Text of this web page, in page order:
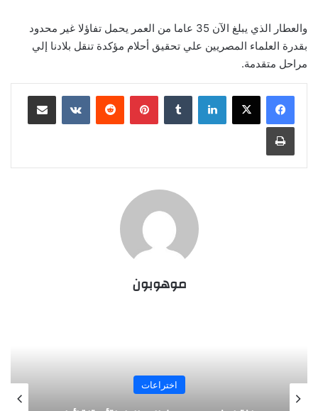
والعطار الذي يبلغ الآن 35 عاما من العمر يحمل تفاؤلا غير محدود
بقدرة العلماء المصريين علي تحقيق أحلام مؤكدة تنقل بلادنا إلي
مراحل متقدمة.
لينكدإن بينتيريست
موهوبون
اختراعات